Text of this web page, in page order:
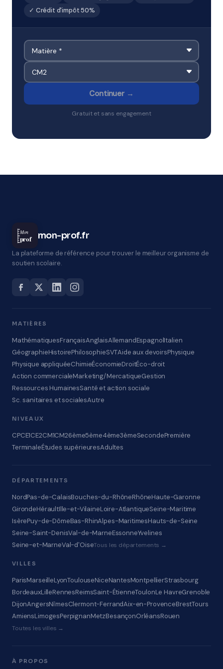
✓ Crédit d'impôt 50%
Continuer →
Gratuit et sans engagement
Mon
prof mon-prof.fr
La plateforme de référence pour trouver le meilleur organisme de
soutien scolaire.
MATIÈRES
MathématiquesFrançaisAnglaisAllemandEspagnolItalien
GéographieHistoirePhilosophieSVTAide aux devoirsPhysique
Physique appliquéeChimieÉconomieDroitÉco-droit
Action commercialeMarketing/MercatiqueGestion
Ressources HumainesSanté et action sociale
Sc. sanitaires et socialesAutre
NIVEAUX
CPCE1CE2CM1CM26ème5ème4ème3èmeSecondePremière
TerminaleÉtudes supérieuresAdultes
DÉPARTEMENTS
NordPas-de-CalaisBouches-du-RhôneRhôneHaute-Garonne
GirondeHéraultIlle-et-VilaineLoire-AtlantiqueSeine-Maritime
IsèrePuy-de-DômeBas-RhinAlpes-MaritimesHauts-de-Seine
Seine-Saint-DenisVal-de-MarneEssonneYvelines
Seine-et-MarneVal-d'OiseTous les départements →
VILLES
ParisMarseilleLyonToulouseNiceNantesMontpellierStrasbourg
BordeauxLilleRennesReimsSaint-ÉtienneToulonLe HavreGrenoble
DijonAngersNîmesClermont-FerrandAix-en-ProvenceBrestTours
AmiensLimogesPerpignanMetzBesançonOrléansRouen
Toutes les villes →
À PROPOS